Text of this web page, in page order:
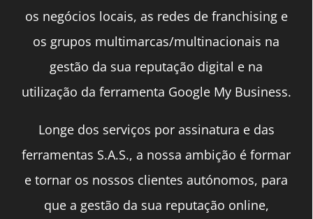
os negócios locais, as redes de franchising e
os grupos multimarcas/multinacionais na
gestão da sua reputação digital e na
utilização da ferramenta Google My Business.
Longe dos serviços por assinatura e das
ferramentas S.A.S., a nossa ambição é formar
e tornar os nossos clientes autónomos, para
que a gestão da sua reputação online,